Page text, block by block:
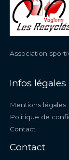
Association
Infos légales
Mentions légales
Politique de
Contact
Contact